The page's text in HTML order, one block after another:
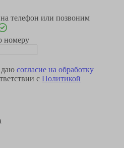
телефон или позвоним
номеру
даю согласие на обработку
с Политикой